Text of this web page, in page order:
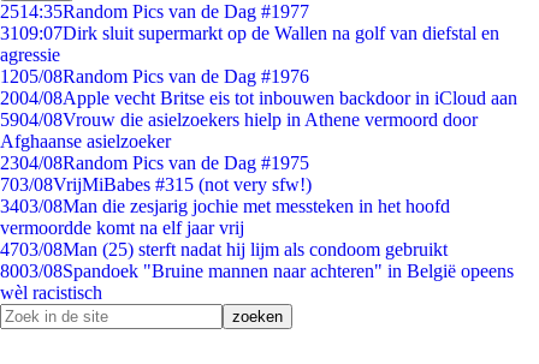
2514:35Random Pics van de Dag #1977
3109:07Dirk sluit supermarkt op de Wallen na golf van diefstal en
agressie
1205/08Random Pics van de Dag #1976
2004/08Apple vecht Britse eis tot inbouwen backdoor in iCloud aan
5904/08Vrouw die asielzoekers hielp in Athene vermoord door
Afghaanse asielzoeker
2304/08Random Pics van de Dag #1975
703/08VrijMiBabes #315 (not very sfw!)
3403/08Man die zesjarig jochie met messteken in het hoofd
vermoordde komt na elf jaar vrij
4703/08Man (25) sterft nadat hij lijm als condoom gebruikt
8003/08Spandoek "Bruine mannen naar achteren" in België opeens
wèl racistisch